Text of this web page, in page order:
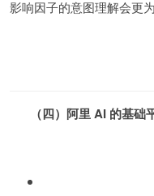
影响因子的意图理解会更
（四）阿里 AI 的基础